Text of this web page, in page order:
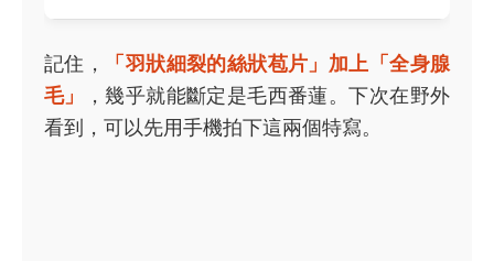
記住，
「羽狀細裂的絲狀苞片」加上「全身腺
毛」
，幾乎就能斷定是毛西番蓮。下次在野外
看到，可以先用手機拍下這兩個特寫。